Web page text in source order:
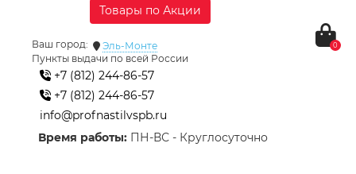
Товары по Акции
Ваш город:
Эль-Монте
Пункты выдачи по всей России
+7 (812) 244-86-57
+7 (812) 244-86-57
info@profnastilvspb.ru
Время работы: ПН-ВС - Круглосуточно
0